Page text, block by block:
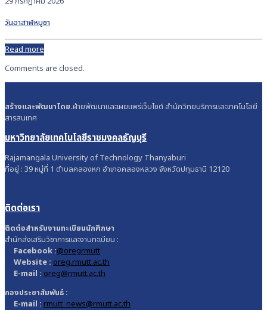
วันอาสาฬหบูชา
Read more
Comments are closed.
สร้างและพัฒนาโดย.ฝ่ายพัฒนาและเผยแพร่เว็บไซต์ สำนักวิทยบริการและเทคโนโลยี
สารสนเทศ
มหาวิทยาลัยเทคโนโลยีราชมงคลธัญบุรี
Rajamangala University of Technology Thanyaburi
ที่อยู่ : 39 หมู่ที่ 1 ตำบลคลองหก อำเภอคลองหลวง จังหวัดปทุมธานี 12120
ติดต่อเรา
ติดต่อสำหรับงานทะเบียนนักศึกษา
สำนักส่งเสริมวิชาการและงานทะเบียน :
Facebook :@oregrmutt
Website : oreg.rmutt.ac.th
E-mail : oreg@rmutt.ac.th
กองประชาสัมพันธ์ :
E-mail : rmutt_news@rmutt.ac.th